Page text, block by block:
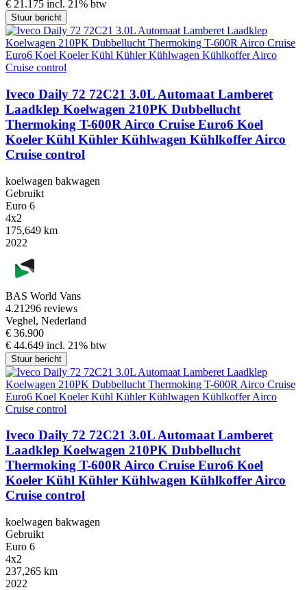
€ 21.175 incl. 21% btw
Stuur bericht
Iveco Daily 72 72C21 3.0L Automaat Lamberet
Laadklep Koelwagen 210PK Dubbellucht
Thermoking T-600R Airco Cruise Euro6 Koel
Koeler Kühl Kühler Kühlwagen Kühlkoffer Airco
Cruise control
koelwagen bakwagen
Gebruikt
Euro 6
4x2
175,649 km
2022
BAS World Vans
4.21296 reviews
Veghel, Nederland
€ 36.900
€ 44.649 incl. 21% btw
Stuur bericht
Iveco Daily 72 72C21 3.0L Automaat Lamberet
Laadklep Koelwagen 210PK Dubbellucht
Thermoking T-600R Airco Cruise Euro6 Koel
Koeler Kühl Kühler Kühlwagen Kühlkoffer Airco
Cruise control
koelwagen bakwagen
Gebruikt
Euro 6
4x2
237,265 km
2022